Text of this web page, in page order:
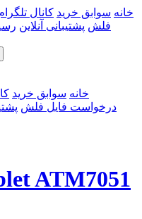
خانه سوابق خرید کانال
فلش پشتیبانی آنلاین
خانه سوابق خرید
درخواست فایل فلش